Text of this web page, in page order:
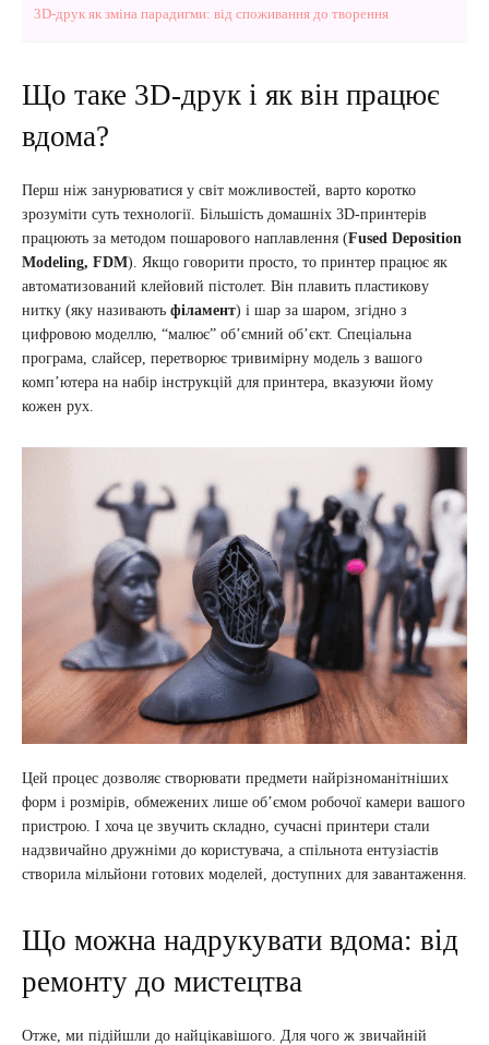
3D-друк як зміна парадигми: від споживання до творення
Що таке 3D-друк і як він працює
вдома?
Перш ніж занурюватися у світ можливостей, варто коротко
зрозуміти суть технології. Більшість домашніх 3D-принтерів
працюють за методом пошарового наплавлення (Fused Deposition
Modeling, FDM). Якщо говорити просто, то принтер працює як
автоматизований клейовий пістолет. Він плавить пластикову
нитку (яку називають філамент) і шар за шаром, згідно з
цифровою моделлю, “малює” об’ємний об’єкт. Спеціальна
програма, слайсер, перетворює тривимірну модель з вашого
комп’ютера на набір інструкцій для принтера, вказуючи йому
кожен рух.
Цей процес дозволяє створювати предмети найрізноманітніших
форм і розмірів, обмежених лише об’ємом робочої камери вашого
пристрою. І хоча це звучить складно, сучасні принтери стали
надзвичайно дружніми до користувача, а спільнота ентузіастів
створила мільйони готових моделей, доступних для завантаження.
Що можна надрукувати вдома: від
ремонту до мистецтва
Отже, ми підійшли до найцікавішого. Для чого ж звичайній